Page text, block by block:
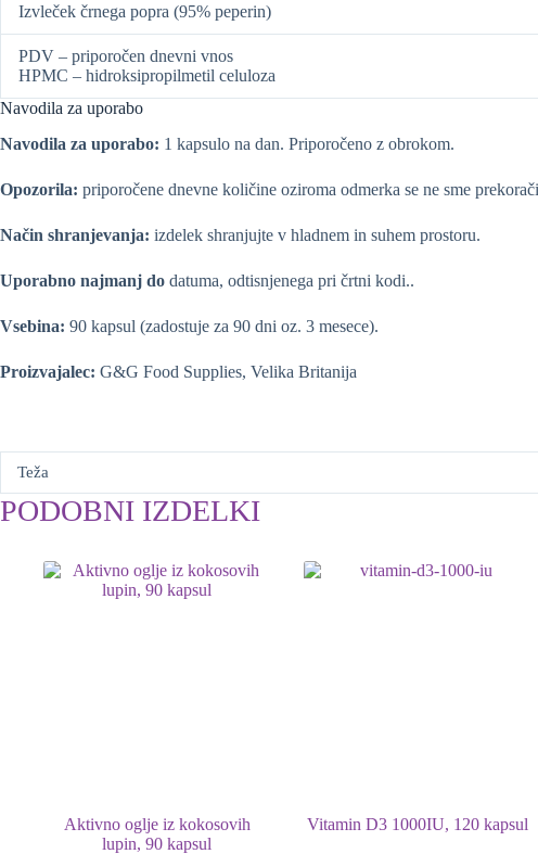
Izvleček črnega popra (95% peperin)
PDV – priporočen dnevni vnos
HPMC – hidroksipropilmetil celuloza
Navodila za uporabo
Navodila za uporabo: 1 kapsulo na dan. Priporočeno z obrokom.
Opozorila: priporočene dnevne količine oziroma odmerka se ne sme
Način shranjevanja: izdelek shranjujte v hladnem in suhem prostoru.
Uporabno najmanj do datuma, odtisnjenega pri črtni kodi..
Vsebina: 90 kapsul (zadostuje za 90 dni oz. 3 mesece).
Proizvajalec: G&G Food Supplies, Velika Britanija
Teža
PODOBNI IZDELKI
Aktivno oglje iz kokosovih
lupin, 90 kapsul
Vitamin D3 1000IU, 120 kapsul